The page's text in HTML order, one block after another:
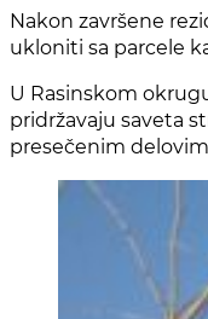
Nakon završene
ukloniti sa parcele
U Rasinskom
pridržavaju saveta
presečenim